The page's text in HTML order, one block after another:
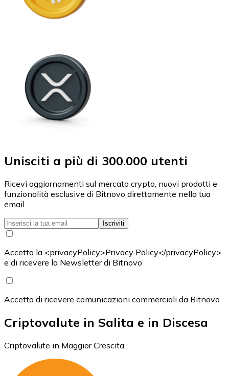
Unisciti a più di 300.000 utenti
Ricevi aggiornamenti sul mercato crypto, nuovi prodotti e
funzionalità esclusive di Bitnovo direttamente nella tua
email.
Iscriviti
Accetto la <privacyPolicy>Privacy Policy</privacyPolicy>
e di ricevere la Newsletter di Bitnovo
Accetto di ricevere comunicazioni commerciali da Bitnovo
Criptovalute in Salita e in Discesa
Criptovalute in Maggior Crescita